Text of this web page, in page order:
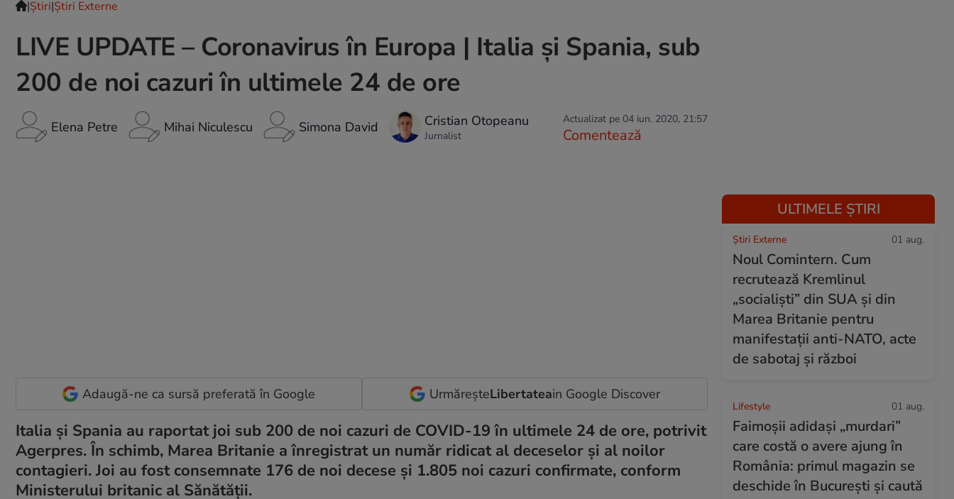
|Ştiri|Știri Externe
LIVE UPDATE – Coronavirus în Europa | Italia şi Spania, sub
200 de noi cazuri în ultimele 24 de ore
Elena Petre Mihai Niculescu Simona David Cristian Otopeanu
Jurnalist
Actualizat pe 04 iun. 2020, 21:57
Comentează
Adaugă-ne ca sursă preferată în Google UrmăreșteLibertateain Google Discover
Italia şi Spania au raportat joi sub 200 de noi cazuri de COVID-19 în ultimele 24 de ore, potrivit
Agerpres. În schimb, Marea Britanie a înregistrat un număr ridicat al deceselor şi al noilor
contagieri. Joi au fost consemnate 176 de noi decese şi 1.805 noi cazuri confirmate, conform
Ministerului britanic al Sănătăţii.
ULTIMELE ȘTIRI
Știri Externe 01 aug.
Noul Comintern. Cum
recrutează Kremlinul
„socialiști” din SUA și din
Marea Britanie pentru
manifestații anti-NATO, acte
de sabotaj și război
Lifestyle 01 aug.
Faimoșii adidași „murdari”
care costă o avere ajung în
România: primul magazin se
deschide în București și caută